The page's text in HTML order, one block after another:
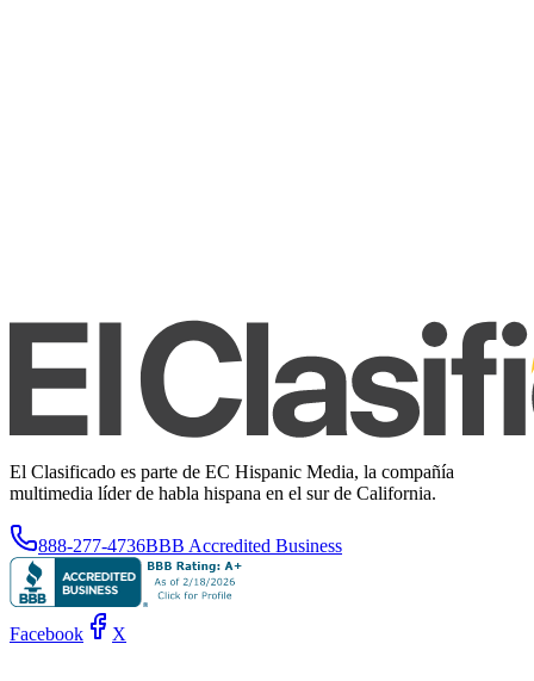
El Clasificado es parte de EC Hispanic Media, la compañía
multimedia líder de habla hispana en el sur de California.
888-277-4736BBB Accredited Business
Facebook X